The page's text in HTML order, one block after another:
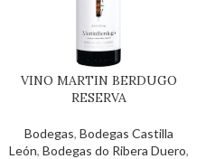
VINO MARTIN BERDUGO
RESERVA
Bodegas, Bodegas Castilla
León, Bodegas do Ribera Duero,